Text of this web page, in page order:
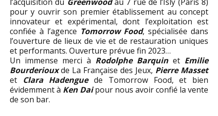
pour y ouvrir son premier établissement au concept
innovateur et expérimental, dont l’exploitation est
confiée à l’agence Tomorrow Food, spécialisée dans
l’ouverture de lieux de vie et de restauration uniques
et performants. Ouverture prévue fin 2023…
Un immense merci à Rodolphe Barquin et Emilie
Bourderiouxde La Française des Jeux, Pierre Masset
et Clara Hadenguede Tomorrow Food, et bien
évidemment à Ken Daipour nous avoir confié la vente
de son bar.